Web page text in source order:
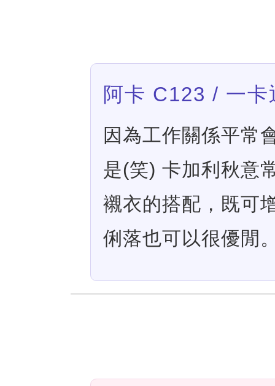
阿卡 C123 / 一卡
因為工作關係平常
是(笑) 卡加利秋意
襯衣的搭配，既可
俐落也可以很優閒